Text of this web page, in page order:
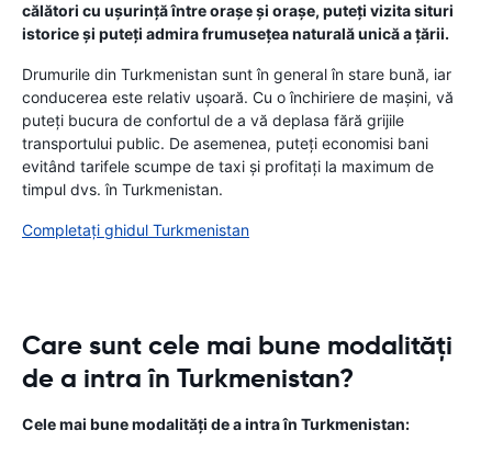
călători cu ușurință între orașe și orașe, puteți vizita situri
istorice și puteți admira frumusețea naturală unică a țării.
Drumurile din Turkmenistan sunt în general în stare bună, iar
conducerea este relativ ușoară. Cu o închiriere de mașini, vă
puteți bucura de confortul de a vă deplasa fără grijile
transportului public. De asemenea, puteți economisi bani
evitând tarifele scumpe de taxi și profitați la maximum de
timpul dvs. în Turkmenistan.
Completați ghidul Turkmenistan
Care sunt cele mai bune modalități
de a intra în Turkmenistan?
Cele mai bune modalități de a intra în Turkmenistan: